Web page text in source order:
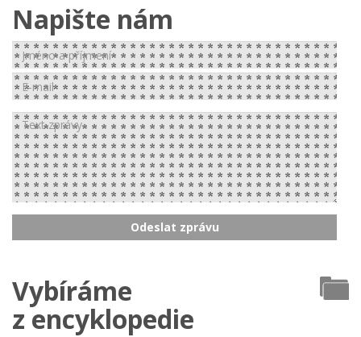
Napište nám
Jméno
a příjmení
E-
mail
zprava
Odeslat zprávu
Vybíráme
z encyklopedie